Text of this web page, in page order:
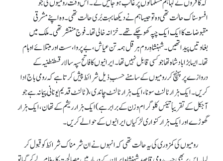
کہ کافروں نے کہا ہم مسلمانوں پر غالب ہو جائیں گے۔ اس وقت رومیوں کی جو
افسوسناک حالت تھی وہ تو جیسا ہم نے دیکھا بہت بُری حالت تھی۔ وہ اپنے مشرقی
مقبوضات کا ایک ایک چپہ کھو چکے تھے۔ خزانہ خالی تھا۔ فوج منتشر تھی۔ ملک میں
بغاوتیں پیدا تھیں۔ شہنشاہِ روم ہرقل ہمہ تن عیاش، بے پروا، سست اور مبتلائے اوہام
تھا۔ ایسا بڑا بادشاہ تھا جو کسی قابل نہیں تھا۔ ایرانیوں کا فاتح سپہ سالار قسطنطنیہ کے
دروازے پر پہنچ کر رومیوں کے سامنے حسبِ ذیل شرائط پیش کرتا ہے کہ رومی باج ادا
کریں۔ ایک ہزار ٹالنٹ سونا، ایک ہزار ٹالنٹ چاندی، (ٹالنٹ قدیم یونانی پیمانہ ہے جو
آجکل کے تقریباً تیئس کلو گرام وزن کے برابر ہے) ایک ہزار ریشم کے تھان، ایک ہزار
گھوڑے اور ایک ہزار کنواری لڑکیاں ایرانیوں کے حوالے کریں۔
رومیوں کی کمزوری کی یہ حالت تھی کہ انہوں نے ان شرمناک شرائط کو قبول کر